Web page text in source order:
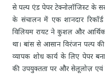
से पल्प एंड पेपर टेक्नोलॉजिस्ट के
के संचालन में एक शानदार
विलियम रायट ने कुशल और
था। बांस से आसान विरंजन पल्प
व्यापक शोध कार्य के लिए पेपर
की उपयुक्तता पर और सेलूलोज़